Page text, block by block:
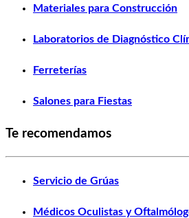
Materiales para Construcción
Laboratorios de Diagnóstico
Ferreterías
Salones para Fiestas
Te recomendamos
Servicio de Grúas
Médicos Oculistas y